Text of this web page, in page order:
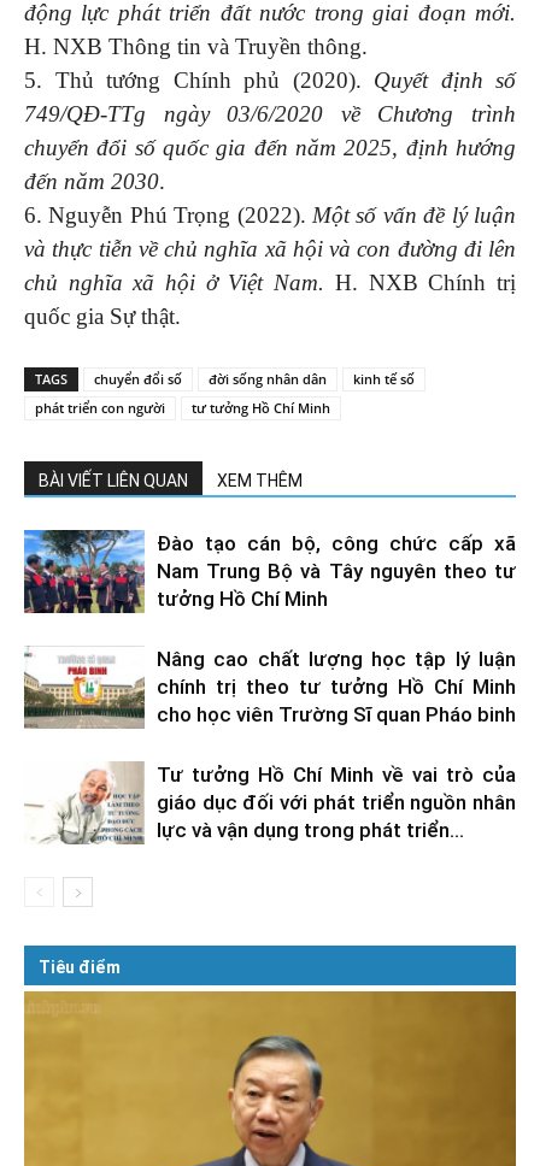
động lực phát triển đất nước trong giai đoạn mới.
H. NXB Thông tin và Truyền thông.
5. Thủ tướng Chính phủ (2020). Quyết định số
749/QĐ-TTg ngày 03/6/2020 về Chương trình
chuyển đổi số quốc gia đến năm 2025, định hướng
đến năm 2030.
6. Nguyễn Phú Trọng (2022). Một số vấn đề lý luận
và thực tiễn về chủ nghĩa xã hội và con đường đi lên
chủ nghĩa xã hội ở Việt Nam. H. NXB Chính trị
quốc gia Sự thật.
TAGS chuyển đổi số đời sống nhân dân
kinh tế số
phát triển con người
tư tưởng Hồ Chí Minh
BÀI VIẾT LIÊN QUAN XEM THÊM
Đào tạo cán bộ, công chức cấp xã
Nam Trung Bộ và Tây nguyên theo tư
tưởng Hồ Chí Minh
Nâng cao chất lượng học tập lý luận
chính trị theo tư tưởng Hồ Chí Minh
cho học viên Trường Sĩ quan Pháo binh
Tư tưởng Hồ Chí Minh về vai trò của
giáo dục đối với phát triển nguồn nhân
lực và vận dụng trong phát triển...
Tiêu điểm